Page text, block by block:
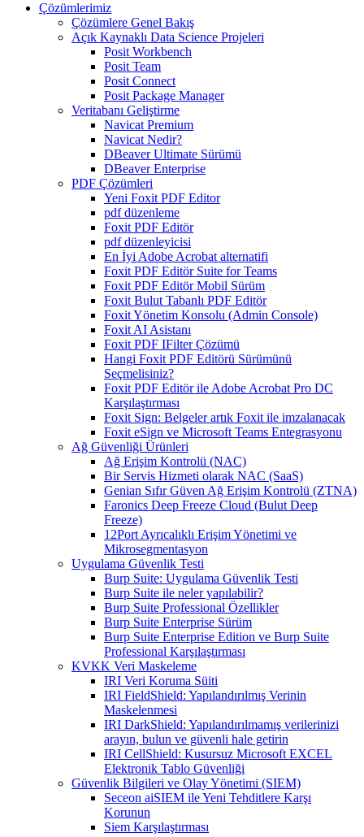
Çözümlerimiz
Çözümlere Genel Bakış
Açık Kaynaklı Data Science Projeleri
Posit Workbench
Posit Team
Posit Connect
Posit Package Manager
Veritabanı Geliştirme
Navicat Premium
Navicat Nedir?
DBeaver Ultimate Sürümü
DBeaver Enterprise
PDF Çözümleri
Yeni Foxit PDF Editor
pdf düzenleme
Foxit PDF Editör
pdf düzenleyicisi
En İyi Adobe Acrobat alternatifi
Foxit PDF Editör Suite for Teams
Foxit PDF Editör Mobil Sürüm
Foxit Bulut Tabanlı PDF Editör
Foxit Yönetim Konsolu (Admin Console)
Foxit AI Asistanı
Foxit PDF IFilter Çözümü
Hangi Foxit PDF Editörü Sürümünü
Seçmelisiniz?
Foxit PDF Editör ile Adobe Acrobat Pro DC
Karşılaştırması
Foxit Sign: Belgeler artık Foxit ile imzalanacak
Foxit eSign ve Microsoft Teams Entegrasyonu
Ağ Güvenliği Ürünleri
Ağ Erişim Kontrolü (NAC)
Bir Servis Hizmeti olarak NAC (SaaS)
Genian Sıfır Güven Ağ Erişim Kontrolü (ZTNA)
Faronics Deep Freeze Cloud (Bulut Deep
Freeze)
12Port Ayrıcalıklı Erişim Yönetimi ve
Mikrosegmentasyon
Uygulama Güvenlik Testi
Burp Suite: Uygulama Güvenlik Testi
Burp Suite ile neler yapılabilir?
Burp Suite Professional Özellikler
Burp Suite Enterprise Sürüm
Burp Suite Enterprise Edition ve Burp Suite
Professional Karşılaştırması
KVKK Veri Maskeleme
IRI Veri Koruma Süiti
IRI FieldShield: Yapılandırılmış Verinin
Maskelenmesi
IRI DarkShield: Yapılandırılmamış verilerinizi
arayın, bulun ve güvenli hale getirin
IRI CellShield: Kusursuz Microsoft EXCEL
Elektronik Tablo Güvenliği
Güvenlik Bilgileri ve Olay Yönetimi (SIEM)
Seceon aiSIEM ile Yeni Tehditlere Karşı
Korunun
Siem Karşılaştırması